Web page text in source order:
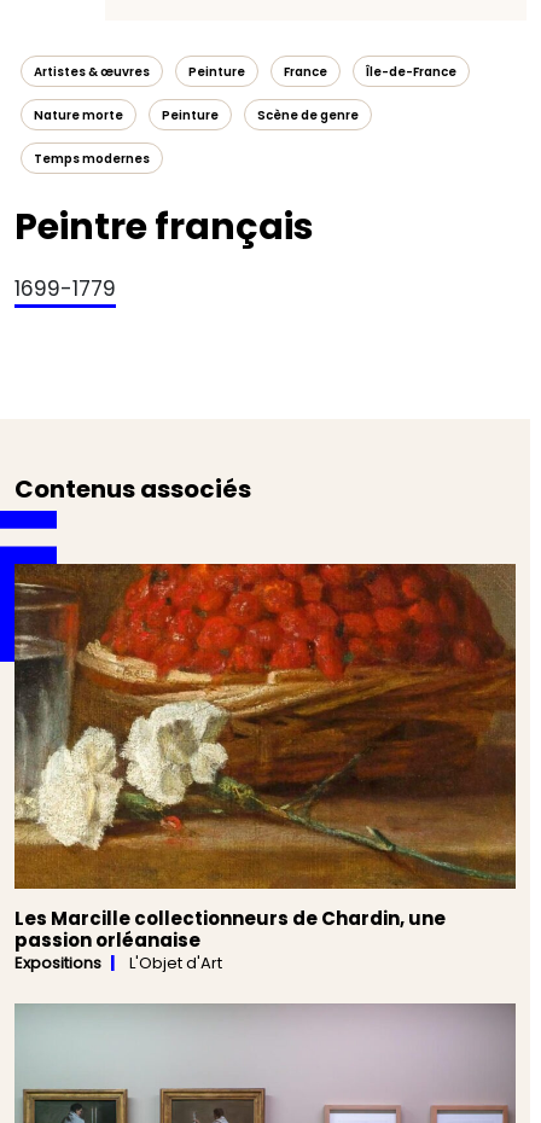
Artistes & œuvres Peinture France Île-de-France
Nature morte Peinture Scène de genre
Temps modernes
Peintre français
1699-1779
Contenus associés
Les Marcille collectionneurs de Chardin, une
passion orléanaise
Expositions L'Objet d'Art